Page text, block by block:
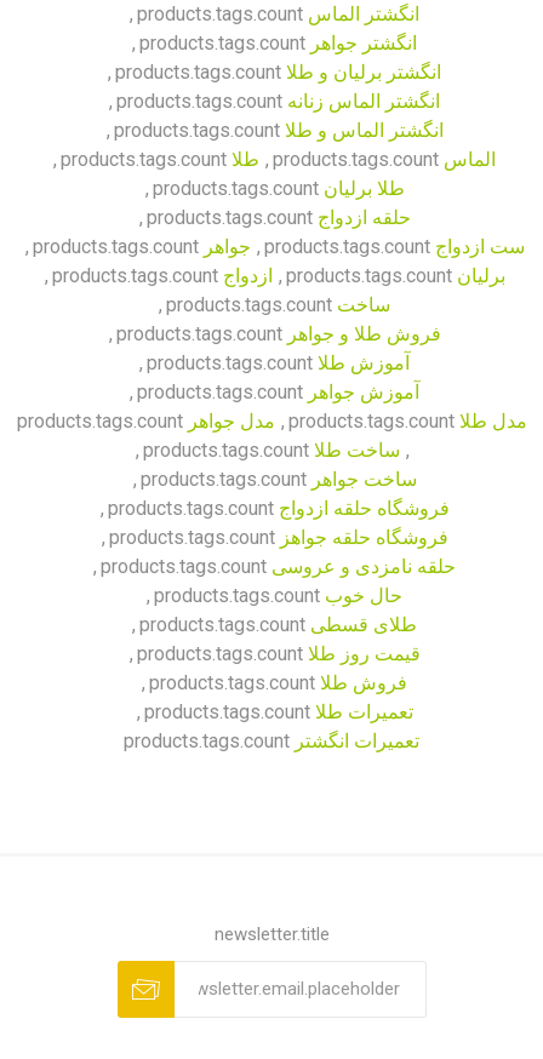
انگشتر الماس products.tags.count
,
انگشتر جواهر products.tags.count
,
انگشتر برلیان و طلا products.tags.count
,
انگشتر الماس زنانه products.tags.count
,
انگشتر الماس و طلا products.tags.count
,
الماس products.tags.count
, طلا products.tags.count
,
طلا برلیان products.tags.count
,
حلقه ازدواج products.tags.count
,
ست ازدواج products.tags.count
, جواهر products.tags.count
,
برلیان products.tags.count
, ازدواج products.tags.count
,
ساخت products.tags.count
,
فروش طلا و جواهر products.tags.count
,
آموزش طلا products.tags.count
,
آموزش جواهر products.tags.count
,
مدل طلا products.tags.count
, مدل جواهر products.tags.count
, ساخت طلا products.tags.count
,
ساخت جواهر products.tags.count
,
فروشگاه حلقه ازدواج products.tags.count
,
فروشگاه حلقه جواهز products.tags.count
,
حلقه نامزدی و عروسی products.tags.count
,
حال خوب products.tags.count
,
طلای قسطی products.tags.count
,
قیمت روز طلا products.tags.count
,
فروش طلا products.tags.count
,
تعمیرات طلا products.tags.count
,
تعمیرات انگشتر products.tags.count
newsletter.title